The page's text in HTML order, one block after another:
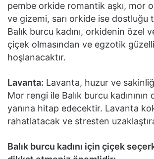
pembe orkide romantik aşkı, mor
ve gizemi, sarı orkide ise dostluğu
Balık burcu kadını, orkidenin özel
çiçek olmasından ve egzotik
hoşlanacaktır.
Lavanta: Lavanta, huzur ve
Mor rengi ile Balık burcu kadınının
yanına hitap edecektir. Lavanta
rahatlatacak ve stresten
Balık burcu kadını için çiçek